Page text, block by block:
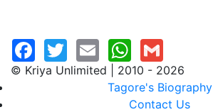
© Kriya Unlimited | 2010 - 2026
Tagore's Biography
Contact Us